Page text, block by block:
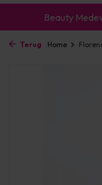
Beauty
Terug Home